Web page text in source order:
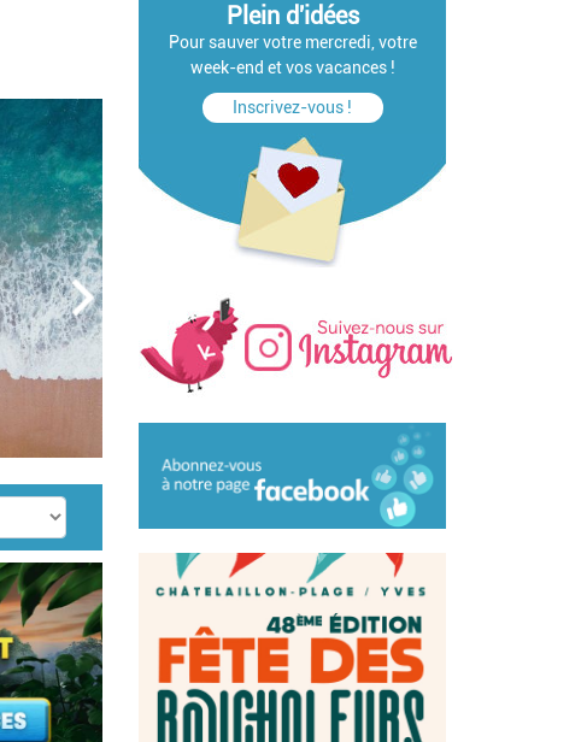
Plein d'idées
Pour sauver votre mercredi, votre
week-end et vos vacances !
Inscrivez-vous !